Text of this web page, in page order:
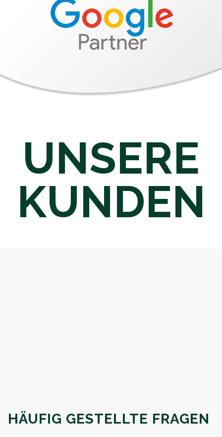
UNSERE
KUNDEN
HÄUFIG GESTELLTE FRAGEN